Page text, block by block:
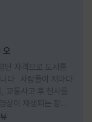
오
단 자격으로 도서를
다 사람들이 저마다
교통사고 후 천사를
상이 재생되는 장례
에는 몇 줄만 읽어도